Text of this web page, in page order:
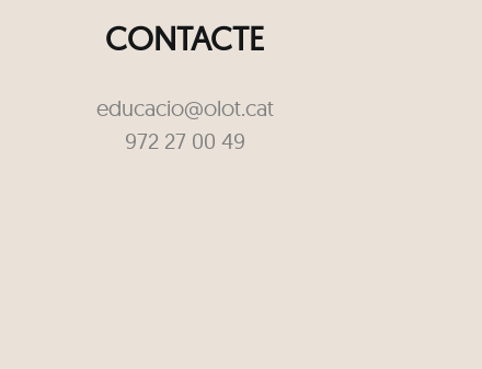
CONTACTE
educacio@olot.cat
972 27 00 49